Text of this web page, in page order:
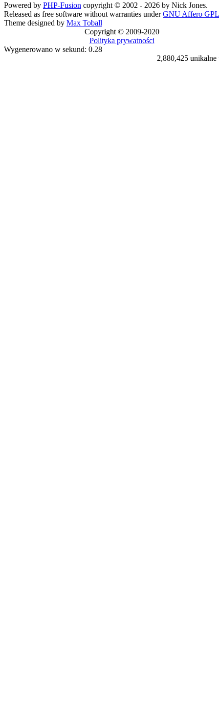
Powered by PHP-Fusion copyright © 2002 - 2026 by Nick Jones.
Released as free software without warranties underGNU Affero GPL
Theme designed by Max Toball
Copyright © 2009-2020
Polityka prywatności
Wygenerowano w sekund: 0.28
2,880,425